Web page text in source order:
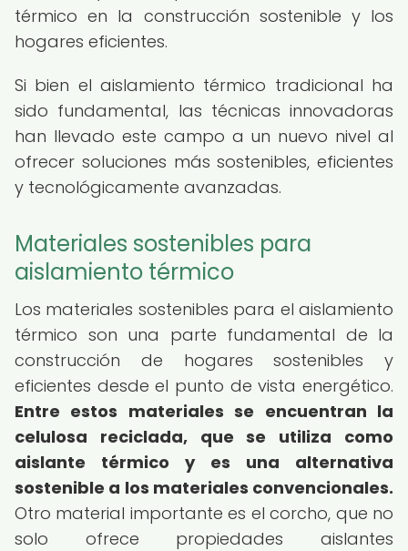
térmico en la construcción sostenible y los
hogares eficientes.
Si bien el aislamiento térmico tradicional ha
sido fundamental, las técnicas innovadoras
han llevado este campo a un nuevo nivel al
ofrecer soluciones más sostenibles, eficientes
y tecnológicamente avanzadas.
Materiales sostenibles para
aislamiento térmico
Los materiales sostenibles para el aislamiento
térmico son una parte fundamental de la
construcción de hogares sostenibles y
eficientes desde el punto de vista energético.
Entre estos materiales se encuentran la
celulosa reciclada, que se utiliza como
aislante térmico y es una alternativa
sostenible a los materiales convencionales.
Otro material importante es el corcho, que no
solo ofrece propiedades aislantes